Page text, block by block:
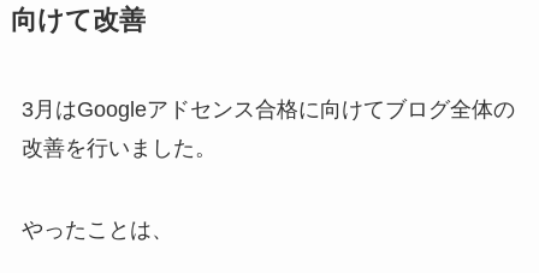
向けて改善
3月はGoogleアドセンス合格に向けてブログ全体の
改善を行いました。
やったことは、